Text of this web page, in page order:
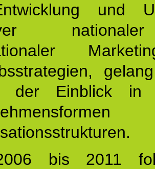
und
der Einblick in
bis 2011